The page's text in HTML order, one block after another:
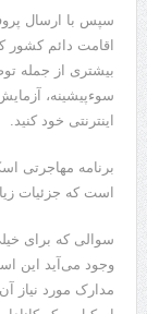
اقامت دائم کشور
بیشتری از جمله
سوءپیشینه،
اینترنتی خود کنید.
برنامه مهاجرتی
است که جزئیات
سوالی که برای
وجود می‌آید این
مدارک مورد نیاز